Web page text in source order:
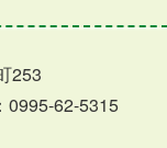
253
0995-62-5315